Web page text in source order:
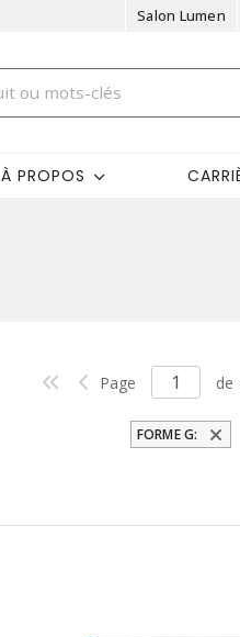
Salon Lumen
À PROPOS
Page de
FORME G: